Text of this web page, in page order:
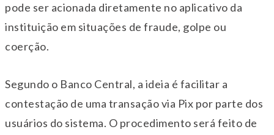
pode ser acionada diretamente no aplicativo da
instituição em situações de fraude, golpe ou
coerção.
Segundo o Banco Central, a ideia é facilitar a
contestação de uma transação via Pix por parte dos
usuários do sistema. O procedimento será feito de